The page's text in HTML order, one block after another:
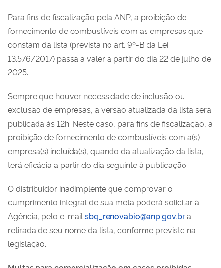
Para fins de fiscalização pela ANP, a proibição de
fornecimento de combustíveis com as empresas que
constam da lista (prevista no art. 9º-B da Lei
13.576/2017) passa a valer a partir do dia 22 de julho de
2025.
Sempre que houver necessidade de inclusão ou
exclusão de empresas, a versão atualizada da lista será
publicada às 12h. Neste caso, para fins de fiscalização, a
proibição de fornecimento de combustíveis com a(s)
empresa(s) incluída(s), quando da atualização da lista,
terá eficácia a partir do dia seguinte à publicação.
O distribuidor inadimplente que comprovar o
cumprimento integral de sua meta poderá solicitar à
Agência, pelo e-mail sbq_renovabio@anp.gov.bra
retirada de seu nome da lista, conforme previsto na
legislação.